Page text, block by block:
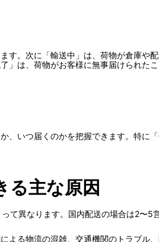
す。次に「輸送中」は、荷物が倉庫
」は、荷物がお客様に無事届けられた
、いつ届くのかを把握できます。特に
る主な原因
て異なります。国内配送の場合は2〜
よる物流の混雑、交通機関のトラブル